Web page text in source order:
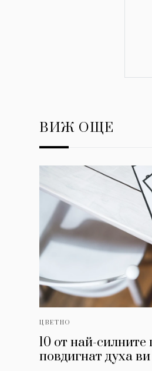
ВИЖ ОЩЕ
ЦВЕТНО
10 от най-
повдигнат духa ви